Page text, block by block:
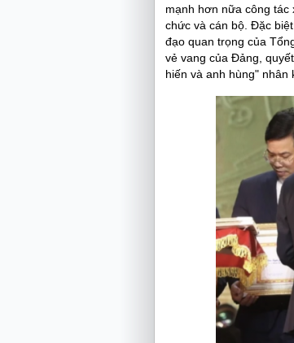
mạnh hơn nữa công
chức và cán bộ. Đặc
đạo quan trọng của
vẻ vang của Đảng,
hiến và anh hùng" nhân